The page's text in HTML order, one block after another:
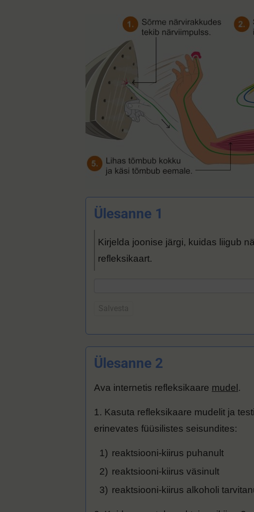
Ülesanne 1
Kirjelda joonise järgi, kuidas liigub
refleksikaart.
Ülesanne 2
Ava internetis refleksikaare mudel .
1. Kasuta refleksikaare mudelit ja
erinevates füüsilistes seisundites:
reaktsiooni-kiirus puhanult
reaktsiooni-kiirus väsinult
reaktsiooni-kiirus alkoholi